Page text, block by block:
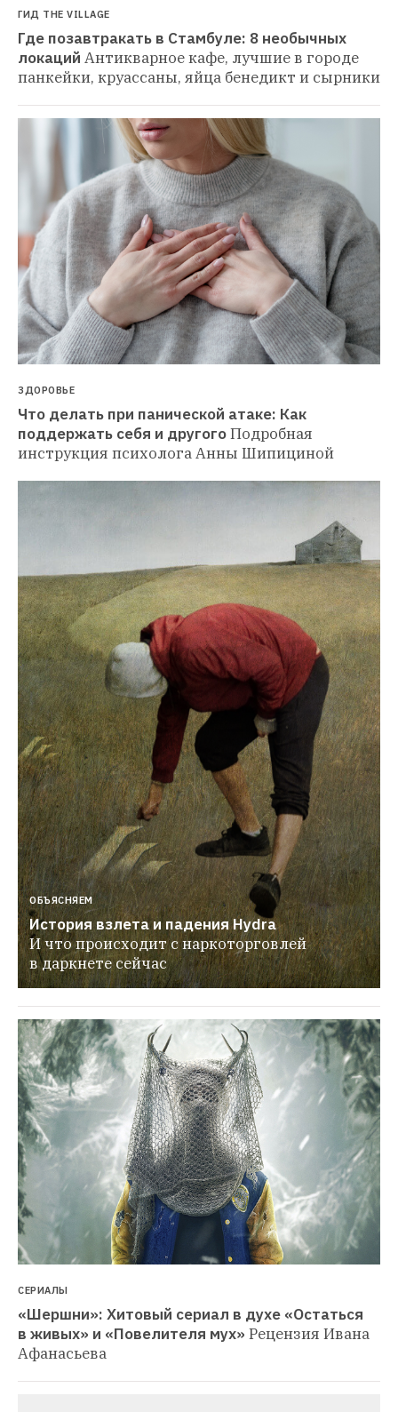
ГИД THE VILLAGE
Где позавтракать в Стамбуле: 8 необычных
локаций Антикварное кафе, лучшие в городе
панкейки, круассаны, яйца бенедикт и сырники
ЗДОРОВЬЕ
Что делать при панической атаке: Как
поддержать себя и другогоПодробная
инструкция психолога Анны Шипициной
ОБЪЯСНЯЕМ
История взлета и падения Hydra
И что происходит с наркоторговлей
в даркнете сейчас
СЕРИАЛЫ
«Шершни»: Хитовый сериал в духе «Остаться
в живых» и «Повелителя мух» Рецензия Ивана
Афанасьева